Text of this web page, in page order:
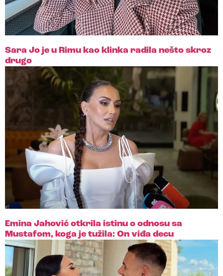
Sara Jo je u Rimu kao klinka radila nešto skroz
drugo
Emina Jahović otkrila istinu o odnosu sa
Mustafom, koga je tužila: On viđa decu